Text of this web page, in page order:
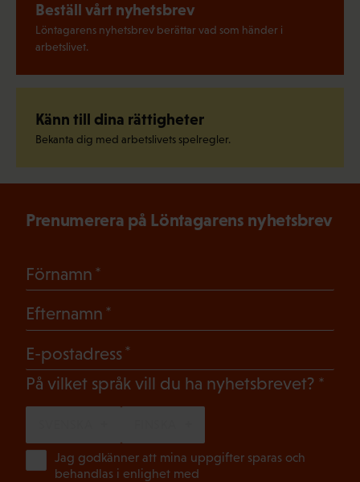
Beställ vårt nyhetsbrev
Löntagarens nyhetsbrev berättar vad som händer i
arbetslivet.
Känn till dina rättigheter
Bekanta dig med arbetslivets spelregler.
Prenumerera på Löntagarens nyhetsbrev
Förnamn
Efternamn
E-postadress
På vilket språk vill du ha nyhetsbrevet?
Jag godkänner att mina uppgifter sparas och
behandlas i enlighet med